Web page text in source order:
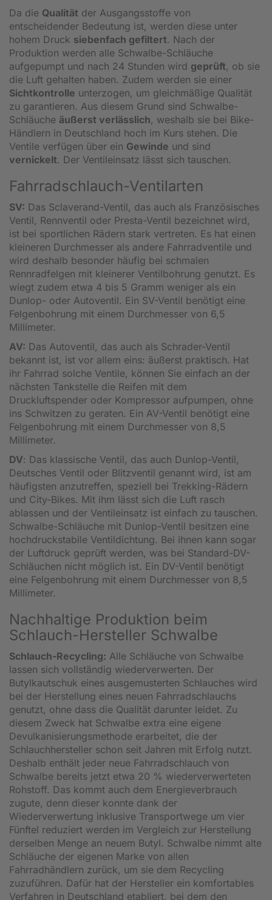
Da die Qualität der Ausgangsstoffe von
entscheidender Bedeutung ist, werden diese unter
hohem Druck siebenfach gefiltert. Nach der
Produktion werden alle Schwalbe-Schläuche
aufgepumpt und nach 24 Stunden wird geprüft, ob sie
die Luft gehalten haben. Zudem werden sie einer
Sichtkontrolle unterzogen, um gleichmäßige Qualität
zu garantieren. Aus diesem Grund sind Schwalbe-
Schläuche äußerst verlässlich, weshalb sie bei Bike-
Händlern in Deutschland hoch im Kurs stehen. Die
Ventile verfügen über ein Gewinde und sind
vernickelt. Der Ventileinsatz lässt sich tauschen.
Fahrradschlauch-Ventilarten
SV: Das Sclaverand-Ventil, das auch als Französisches
Ventil, Rennventil oder Presta-Ventil bezeichnet wird,
ist bei sportlichen Rädern stark vertreten. Es hat einen
kleineren Durchmesser als andere Fahrradventile und
wird deshalb besonder häufig bei schmalen
Rennradfelgen mit kleinerer Ventilbohrung genutzt. Es
wiegt zudem etwa 4 bis 5 Gramm weniger als ein
Dunlop- oder Autoventil. Ein SV-Ventil benötigt eine
Felgenbohrung mit einem Durchmesser von 6,5
Millimeter.
AV: Das Autoventil, das auch als Schrader-Ventil
bekannt ist, ist vor allem eins: äußerst praktisch. Hat
ihr Fahrrad solche Ventile, können Sie einfach an der
nächsten Tankstelle die Reifen mit dem
Druckluftspender oder Kompressor aufpumpen, ohne
ins Schwitzen zu geraten. Ein AV-Ventil benötigt eine
Felgenbohrung mit einem Durchmesser von 8,5
Millimeter.
DV: Das klassische Ventil, das auch Dunlop-Ventil,
Deutsches Ventil oder Blitzventil genannt wird, ist am
häufigsten anzutreffen, speziell bei Trekking-Rädern
und City-Bikes. Mit ihm lässt sich die Luft rasch
ablassen und der Ventileinsatz ist einfach zu tauschen.
Schwalbe-Schläuche mit Dunlop-Ventil besitzen eine
hochdruckstabile Ventildichtung. Bei ihnen kann sogar
der Luftdruck geprüft werden, was bei Standard-DV-
Schläuchen nicht möglich ist. Ein DV-Ventil benötigt
eine Felgenbohrung mit einem Durchmesser von 8,5
Millimeter.
Nachhaltige Produktion beim
Schlauch-Hersteller Schwalbe
Schlauch-Recycling: Alle Schläuche von Schwalbe
lassen sich vollständig wiederverwerten. Der
Butylkautschuk eines ausgemusterten Schlauches wird
bei der Herstellung eines neuen Fahrradschlauchs
genutzt, ohne dass die Qualität darunter leidet. Zu
diesem Zweck hat Schwalbe extra eine eigene
Devulkanisierungsmethode erarbeitet, die der
Schlauchhersteller schon seit Jahren mit Erfolg nutzt.
Deshalb enthält jeder neue Fahrradschlauch von
Schwalbe bereits jetzt etwa 20 % wiederverwerteten
Rohstoff. Das kommt auch dem Energieverbrauch
zugute, denn dieser konnte dank der
Wiederverwertung inklusive Transportwege um vier
Fünftel reduziert werden im Vergleich zur Herstellung
derselben Menge an neuem Butyl. Schwalbe nimmt alte
Schläuche der eigenen Marke von allen
Fahrradhändlern zurück, um sie dem Recycling
zuzuführen. Dafür hat der Hersteller ein komfortables
Verfahren in Deutschland etabliert, bei dem den